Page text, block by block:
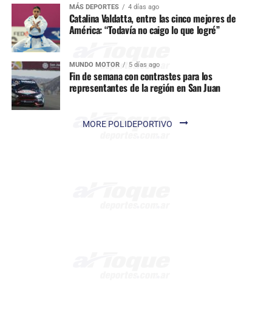
MÁS DEPORTES 4 días ago
Catalina Valdatta, entre las cinco mejores de
América: “Todavía no caigo lo que logré”
MUNDO MOTOR 5 días ago
Fin de semana con contrastes para los
representantes de la región en San Juan
MORE POLIDEPORTIVO